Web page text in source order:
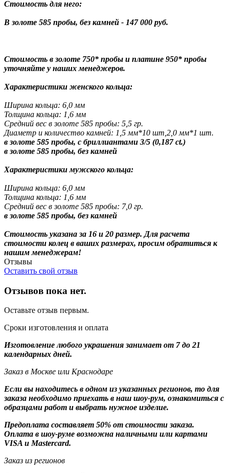
Стоимость для него:
В золоте 585 пробы, без камней - 147 000 руб.
Стоимость в золоте 750* пробы и платине 950* пробы
уточняйте у наших менеджеров.
Характеристики женского кольца:
Ширина кольца: 6,0 мм
Толщина кольца: 1,6 мм
Средний вес в золоте 585 пробы: 5,5 гр.
Диаметр и количество камней: 1,5 мм*10 шт,2,0 мм*1 шт.
в золоте 585 пробы, с бриллиантами 3/5 (0,187 ct.)
в золоте 585 пробы, без камней
Характеристики мужского кольца:
Ширина кольца: 6,0 мм
Толщина кольца: 1,6 мм
Средний вес в золоте 585 пробы: 7,0 гр.
в золоте 585 пробы, без камней
Стоимость указана за 16 и 20 размер. Для расчета
стоимости колец в ваших размерах, просим обратиться к
нашим менеджерам!
Отзывы
Оставить свой отзыв
Отзывов пока нет.
Оставьте отзыв первым.
Сроки изготовления и оплата
Изготовление любого украшения занимает от 7 до 21
календарных дней.
Заказ в Москве или Краснодаре
Если вы находитесь в одном из указанных регионов, то для
заказа необходимо приехать в наш шоу-рум, ознакомиться с
образцами работ и выбрать нужное изделие.
Предоплата составляет 50% от стоимости заказа.
Оплата в шоу-руме возможна наличными или картами
VISA и Mastercard.
Заказ из регионов